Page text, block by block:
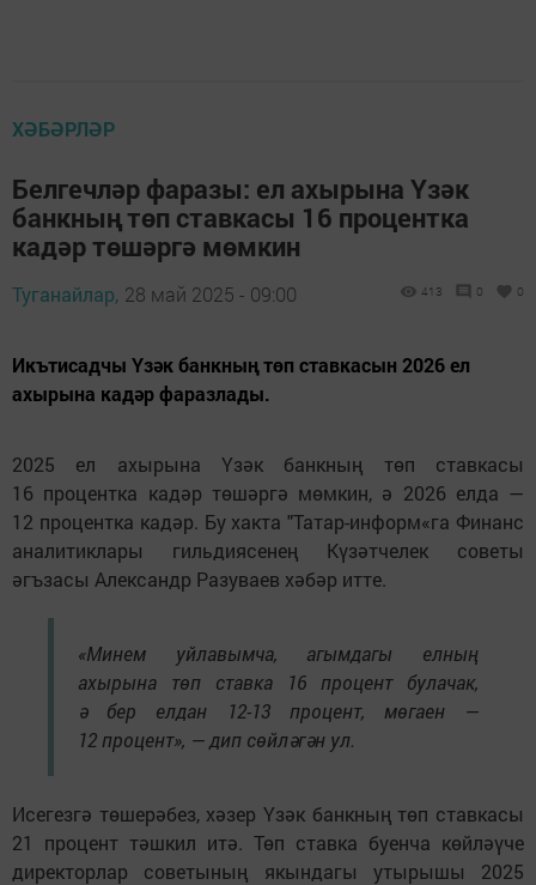
ХӘБӘРЛӘР
Белгечләр фаразы: ел ахырына Үзәк
банкның төп ставкасы 16 процентка
кадәр төшәргә мөмкин
Туганайлар, 28 май 2025 - 09:00 413 0 0
Икътисадчы Үзәк банкның төп ставкасын 2026 ел
ахырына кадәр фаразлады.
2025 ел ахырына Үзәк банкның төп ставкасы
16 процентка кадәр төшәргә мөмкин, ә 2026 елда —
12 процентка кадәр. Бу хакта "Татар-информ«га Финанс
аналитиклары гильдиясенең Күзәтчелек советы
әгъзасы Александр Разуваев хәбәр итте.
«Минем уйлавымча, агымдагы елның
ахырына төп ставка 16 процент булачак,
ә бер елдан 12-13 процент, мөгаен —
12 процент», — дип сөйләгән ул.
Исегезгә төшерәбез, хәзер Үзәк банкның төп ставкасы
21 процент тәшкил итә. Төп ставка буенча көйләүче
директорлар советының якындагы утырышы 2025